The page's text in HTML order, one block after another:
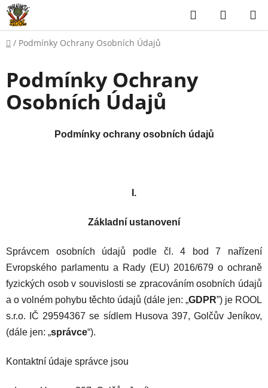
Přejít
na
obsah
Hledat
KOŠÍK
Domů
/ Podmínky Ochrany Osobních Údajů
Podmínky Ochrany
Osobních Údajů
Podmínky ochrany osobních údajů
I.
Základní ustanovení
Správcem osobních údajů podle čl. 4 bod 7 nařízení
Evropského parlamentu a Rady (EU) 2016/679 o ochraně
fyzických osob v souvislosti se zpracováním osobních údajů
a o volném pohybu těchto údajů (dále jen: „GDPR”) je ROOL
s.r.o.
IČ 29594367 se sídlem Husova 397, Golčův Jeníkov,
(dále jen: „správce“).
Kontaktní údaje správce jsou